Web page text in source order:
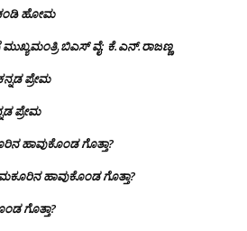
ಚಂಡಿ ಹೋಮ
ಬಿಎಸ್ ವೈ: ಕೆ.ಎನ್.ರಾಜಣ್ಣ
ಪ್ರೇಮ
ಪ್ರೇಮ
ಹಾವುಕೊಂಡ ಗೊತ್ತಾ?
ಹಾವುಕೊಂಡ ಗೊತ್ತಾ?
ಗೊತ್ತಾ?